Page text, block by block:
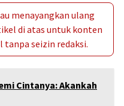
menayangkan ulang
di atas untuk konten
tanpa seizin redaksi.
Cintanya: Akankah